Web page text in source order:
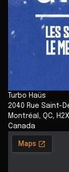
Turbo Haüs
2040 Rue Saint-
Montréal , QC,
Canada